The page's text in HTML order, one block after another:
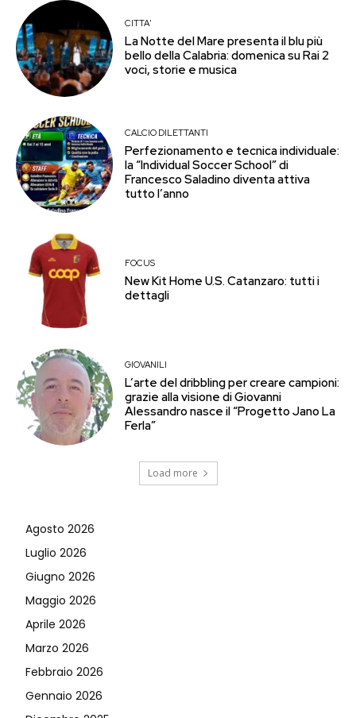
CITTA'
La Notte del Mare presenta il blu più
bello della Calabria: domenica su Rai 2
voci, storie e musica
CALCIO DILETTANTI
Perfezionamento e tecnica individuale:
la “Individual Soccer School” di
Francesco Saladino diventa attiva
tutto l’anno
FOCUS
New Kit Home U.S. Catanzaro: tutti i
dettagli
GIOVANILI
L’arte del dribbling per creare campioni:
grazie alla visione di Giovanni
Alessandro nasce il “Progetto Jano La
Ferla”
Load more
Agosto 2026
Luglio 2026
Giugno 2026
Maggio 2026
Aprile 2026
Marzo 2026
Febbraio 2026
Gennaio 2026